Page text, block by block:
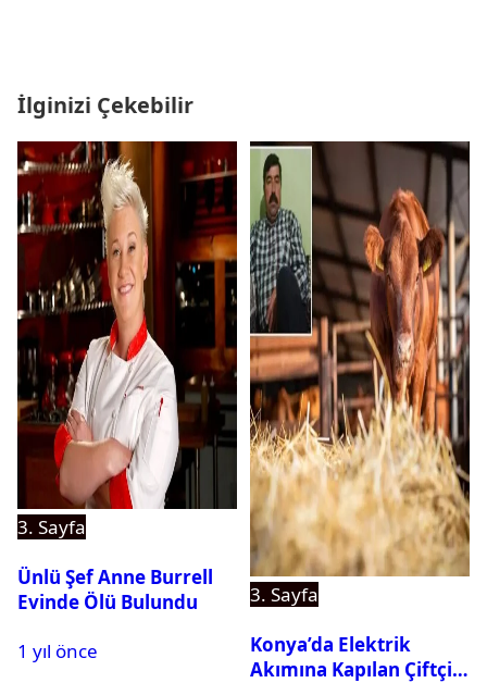
İlginizi Çekebilir
3. Sayfa
Ünlü Şef Anne Burrell
Evinde Ölü Bulundu
1 yıl önce
3. Sayfa
Konya’da Elektrik
Akımına Kapılan Çiftçi